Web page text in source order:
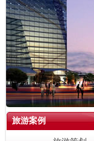
旅游案例